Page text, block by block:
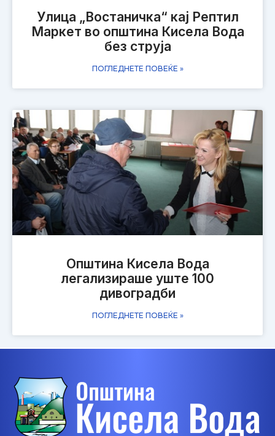
Улица „Востаничка“ кај Рептил
Маркет во општина Кисела Вода
без струја
ПОГЛЕДНЕТЕ ПОВЕЌЕ »
Општина Кисела Вода
легализираше уште 100
дивоградби
ПОГЛЕДНЕТЕ ПОВЕЌЕ »